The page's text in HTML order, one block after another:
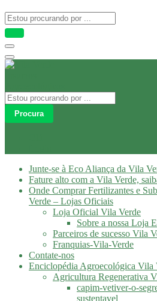
Procura
Junte-se à Eco Aliança da Vila
Fature alto com a Vila Verde,
Onde Comprar Fertilizantes e
Verde – Lojas Oficiais
Loja Oficial Vila Verde
Sobre a nossa Loja
Parceiros de sucesso Vila
Franquias-Vila-Verde
Contate-nos
Enciclopédia Agroecológica Vila
Agricultura Regenerativa
capim-vetiver-o-
sustentavel